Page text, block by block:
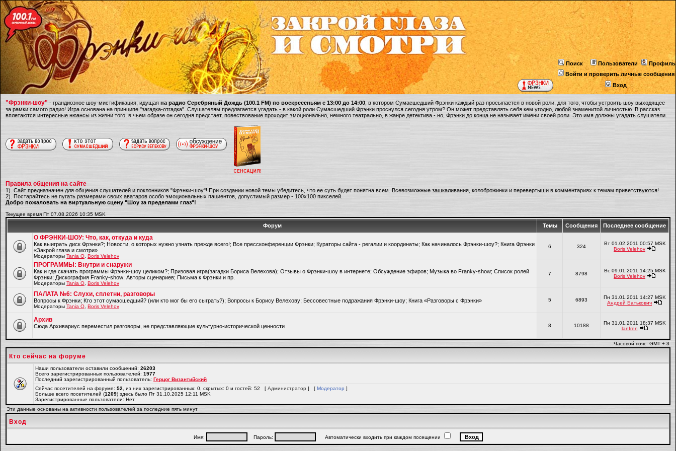
Поиск Пользователи
Профиль
Войти и проверить личные сообщения
Вход
"Фрэнки-шоу" - грандиозное шоу-мистификация, идущая на радио Серебряный Дождь (100.1 FM) по воскресеньям с 13:00 до 14:00 , в котором Сумасшедший Фрэнки каждый раз просыпается в новой роли, для того, чтобы устроить шоу выходящее
за рамки самого радио! Игра основана на принципе "загадка-отгадка". Слушателям предлагается угадать - в какой роли Сумасшедший Фрэнки проснулся сегодня утром? Он может представлять себя кем угодно, любой знаменитой личностью. В рассказ
вплетаются интересные нюансы из жизни того, в чьем образе он сегодня предстает, повествование проходит эмоционально, немного театрально, в жанре детектива - но, Фрэнки до конца не называет имени своей роли. Это имя должны угадать слушатели.
Правила общения на сайте
1). Сайт предназначен для общения слушателей и поклонников "Фрэнки-шоу"! При создании новой темы убедитесь, что ее суть будет понятна всем. Всевозможные зашкаливания, колоброжинки и перевертыши в комментариях к темам приветствуются!
2). Постарайтесь не пугать размерами своих аватаров особо эмоциональных пациентов, допустимый размер - 100х100 пикселей.
Добро пожаловать на виртуальную сцену "Шоу за пределами глаз"!
Текущее время Пт 07.08.2026 10:35 MSK
Форум Темы Сообщения Последнее сообщение
О ФРЭНКИ-ШОУ: Что, как, откуда и куда
Как выиграть диск Фрэнки?; Новости, о которых нужно узнать прежде всего!; Все прессконференции Фрэнки; Кураторы сайта - регалии и координаты; Как начиналось Фрэнки-шоу?; Книга Фрэнки
«Закрой глаза и смотри»
Модераторы Tania O Boris Velehov
6 324
Вт 01.02.2011 00:57 MSK
Boris Velehov
ПРОГРАММЫ: Внутри и снаружи
Как и где скачать программы Фрэнки-шоу целиком?; Призовая игра(загадки Бориса Велехова); Отзывы о Фрэнки-шоу в интернете; Обсуждение эфиров; Музыка во Franky-show; Список ролей
Фрэнки; Дискография Franky-show; Авторы сценариев; Письма к Фрэнки и пр.
Модераторы Tania O Boris Velehov
7 8798
Вс 09.01.2011 14:25 MSK
Boris Velehov
ПАЛАТА №6: Слухи, сплетни, разговоры
Вопросы к Фрэнки; Кто этот сумасшедший? (или кто мог бы его сыграть?); Вопросы к Борису Велехову; Бессовестные подражания Фрэнки-шоу; Книга «Разговоры с Фрэнки»
Модераторы Tania O Boris Velehov
5 6893
Пн 31.01.2011 14:27 MSK
Андрей Батькович
Архив
Cюда Архивариус переместил разговоры, не представляющие культурно-исторической ценности 8 10188
Пн 31.01.2011 18:37 MSK
lanfren
Часовой пояс: GMT + 3
Кто сейчас на форуме
Наши пользователи оставили сообщений: 26203
Всего зарегистрированных пользователей: 1977
Последний зарегистрированный пользователь: Герцог Византийский
Сейчас посетителей на форуме: 52 , из них зарегистрированных: 0, скрытых: 0 и гостей: 52 [ Администратор ] [ Модератор ]
Больше всего посетителей (1209) здесь было Пт 31.10.2025 12:11 MSK
Зарегистрированные пользователи: Нет
Эти данные основаны на активности пользователей за последние пять минут
Вход
Имя: Пароль: Автоматически входить при каждом посещении